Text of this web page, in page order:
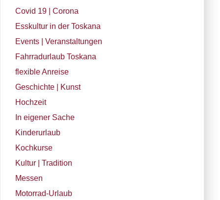
Covid 19 | Corona
Esskultur in der Toskana
Events | Veranstaltungen
Fahrradurlaub Toskana
flexible Anreise
Geschichte | Kunst
Hochzeit
In eigener Sache
Kinderurlaub
Kochkurse
Kultur | Tradition
Messen
Motorrad-Urlaub